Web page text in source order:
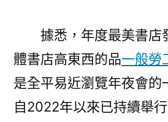
據悉，年度最美書店
體書店高東西的品一般勞
是全平易近瀏覽年夜會的
自2022年以來已持續舉